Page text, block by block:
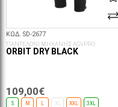
ΚΩΔ. SD-2677
ΠΑΝΤΕΛΟΝΙ ΜΗΧΑΝΗΣ AGVPRO
ORBIT DRY BLACK
109,00€
S M XL XXL 3XL